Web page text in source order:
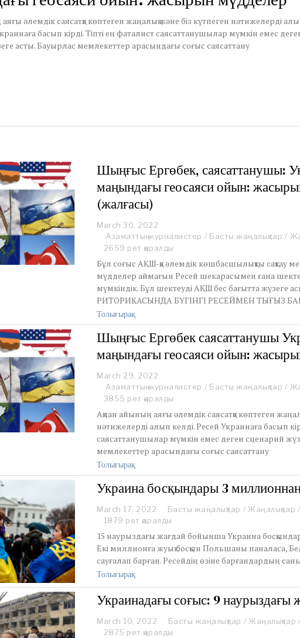
3
2
0
әлемдік саясатқа көптеген жаңалық және біз күтпеген нәтижелерді
басып кірді. Тіпті ең фаталист саясаттанушылар мүмкін емес
асты. Бауырлас мемлекеттер арасындағы соғыс саясаттану
Шыңғыс Ергөбек, саясаттанушы:
маңындағы геосаяси ойын:
(жалғасы)
March 30, 2022
a
r
h
3
0
,
2
Азаматтық журналистер / Басты жаңалықтар /
2659 рет қаралды
Бұл соғыс АҚШ-қа әлемдік көшбасшылықты сақтау
мүдделер аймағын Ресей шекарасымен ғана
мүмкіндік. Бұл шектеуді АҚШ бес бағытта жүзеге
РИТОРИКАСЫНДА БҮГІНГІ РЕСЕЙМЕН ТЫҒЫЗ
Толығырақ
Шыңғыс Ергөбек саясаттанушы
маңындағы геосаяси ойын:
March 29, 2022
a
r
h
3
0
,
2
Азаматтық журналистер / Басты жаңалықтар /
3855 рет қаралды
Ақпан айының аяғы әлемдік саясатқа көптеген
нәтижелерді алып келді. Ресей Украинаға басып
саясаттанушылар мүмкін емес деген сценарий
мемлекеттер арасындағы соғыс саясаттану
Толығырақ
Украина босқындары 3
March 17, 2022
a
c
h
1
0
Басты жаңалықтар / Жаңалықтар /
1879 рет қаралды
15 наурыздағы жағдай бойынша Украина
Екі миллионға жуық босқын Польшаны паналаса,
сауғалап барған. Ресейдің өзіне барғандардың
Толығырақ
Украинадағы соғыс: 9 наурыздағы
March 10, 2022
a
Басты жаңалықтар / Жаңалықтар /
2875 рет қаралды